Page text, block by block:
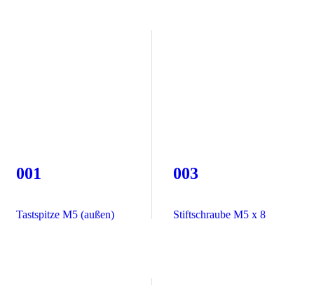
001
Tastspitze M5 (außen)
003
Stiftschraube M5 x 8